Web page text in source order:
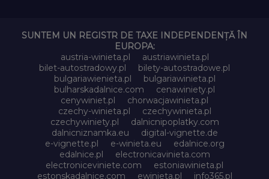
SUNTEM UN REGISTR DE TAXE INDEPENDENȚĂ ÎN
EUROPA:
austria-winieta.pl
austriawinieta.pl
bilet-autostradowy.pl
bilety-autostradowe.pl
bulgariawienieta.pl
bulgariawinieta.pl
bulharskadalnice.com
cenawiniety.pl
cenywiniet.pl
chorwacjawinieta.pl
czechy-winieta.pl
czechywinieta.pl
czechywiniety.pl
dalnicnipoplatky.com
dalnicniznamka.eu
digital-vignette.de
e-vignette.pl
e-winieta.eu
edalnice.org
edalnice.pl
electronicavinieta.com
electroniceviniete.com
estoniawinieta.pl
estonskadalnice.com
ewinieta.pl
info365.pl